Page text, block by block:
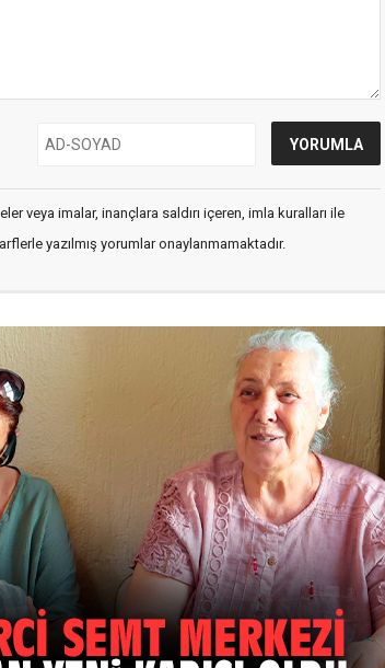
veya imalar, inançlara saldırı içeren, imla kuralları ile
yazılmış yorumlar onaylanmamaktadır.